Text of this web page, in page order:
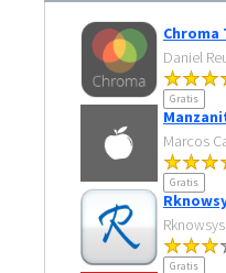
Chroma
Daniel
Gratis
Marcos
Gratis
Rknowsys
Gratis